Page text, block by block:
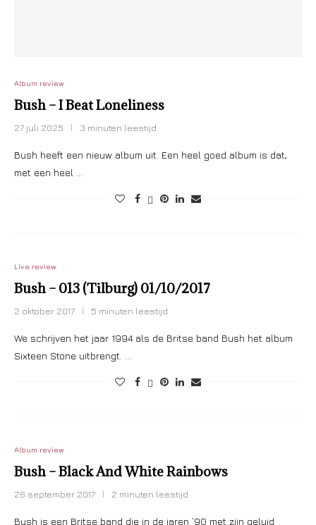
Album review
Bush – I Beat Loneliness
27 juli 2025 3 minuten leestijd
Bush heeft een nieuw album uit. Een heel goed album is dat,
met een heel …
Live review
Bush – 013 (Tilburg) 01/10/2017
2 oktober 2017 5 minuten leestijd
We schrijven het jaar 1994 als de Britse band Bush het album
Sixteen Stone uitbrengt. …
Album review
Bush – Black And White Rainbows
26 september 2017 2 minuten leestijd
Bush is een Britse band die in de jaren ’90 met zijn geluid